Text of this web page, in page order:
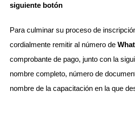
siguiente botón
Para culminar su proceso de
cordialmente remitir al número de
comprobante de pago, junto con la
nombre completo, número de
nombre de la capacitación en la que